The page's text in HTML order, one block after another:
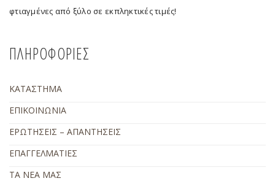
φτιαγμένες από ξύλο σε εκπληκτικές τιμές!
ΠΛΗΡΟΦΟΡΙΕΣ
ΚΑΤΑΣΤΗΜΑ
ΕΠΙΚΟΙΝΩΝΙΑ
ΕΡΩΤΗΣΕΙΣ – ΑΠΑΝΤΗΣΕΙΣ
ΕΠΑΓΓΕΛΜΑΤΙΕΣ
ΤΑ ΝΕΑ ΜΑΣ